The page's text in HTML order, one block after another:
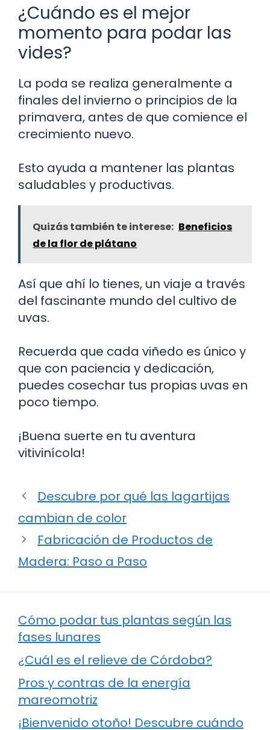
¿Cuándo es el mejor
momento para podar las
vides?
La poda se realiza generalmente a
finales del invierno o principios de la
primavera, antes de que comience el
crecimiento nuevo.
Esto ayuda a mantener las plantas
saludables y productivas.
Quizás también te interese: Beneficios
de la flor de plátano
Así que ahí lo tienes, un viaje a través
del fascinante mundo del cultivo de
uvas.
Recuerda que cada viñedo es único y
que con paciencia y dedicación,
puedes cosechar tus propias uvas en
poco tiempo.
¡Buena suerte en tu aventura
vitivinícola!
Descubre por qué las lagartijas
cambian de color
Fabricación de Productos de
Madera: Paso a Paso
Cómo podar tus plantas según las
fases lunares
¿Cuál es el relieve de Córdoba?
Pros y contras de la energía
mareomotriz
¡Bienvenido otoño! Descubre cuándo